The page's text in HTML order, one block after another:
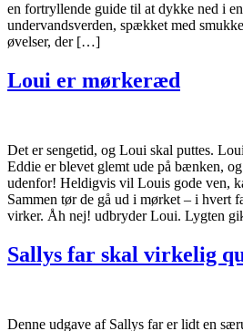
en fortryllende guide til at dykke ned i
undervandsverden, spækket med
øvelser, der […]
Loui er mørkeræd
Det er sengetid, og Loui skal puttes.
Eddie er blevet glemt ude på bænken,
udenfor! Heldigvis vil Louis gode ven,
Sammen tør de gå ud i mørket – i hvert
virker. Åh nej! udbryder Loui. Lygten
Sallys far skal virkelig
Denne udgave af Sallys far er lidt en